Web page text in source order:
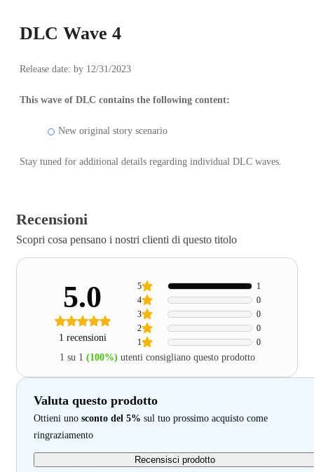
DLC Wave 4
Release date: by 12/31/2023
This wave of DLC contains the following content:
New original story scenario
Stay tuned for additional details regarding individual DLC waves.
Recensioni
Scopri cosa pensano i nostri clienti di questo titolo
5.0
1 recensioni 1 0
2 0
3 0
4 0
5 1
1 su 1 (100%) utenti consigliano questo prodotto
Valuta questo prodotto
Ottieni uno sconto del 5% sul tuo prossimo acquisto come
ringraziamento
Recensisci prodotto